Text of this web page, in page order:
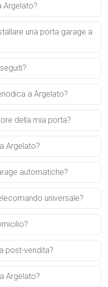
Argelato?
una porta garage a
a Argelato?
della mia porta?
Argelato?
automatiche?
universale?
post-vendita?
Argelato?